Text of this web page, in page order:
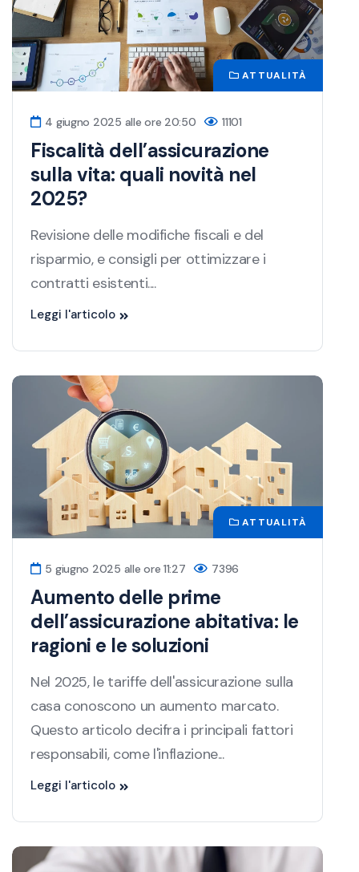
ATTUALITÀ
4 giugno 2025 alle ore 20:50 11101
Fiscalità dell’assicurazione
sulla vita: quali novità nel
2025?
Revisione delle modifiche fiscali e del
risparmio, e consigli per ottimizzare i
contratti esistenti....
Leggi l'articolo
ATTUALITÀ
5 giugno 2025 alle ore 11:27 7396
Aumento delle prime
dell’assicurazione abitativa: le
ragioni e le soluzioni
Nel 2025, le tariffe dell'assicurazione sulla
casa conoscono un aumento marcato.
Questo articolo decifra i principali fattori
responsabili, come l'inflazione...
Leggi l'articolo